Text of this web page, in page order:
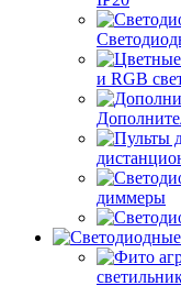
и RGB
диммеры